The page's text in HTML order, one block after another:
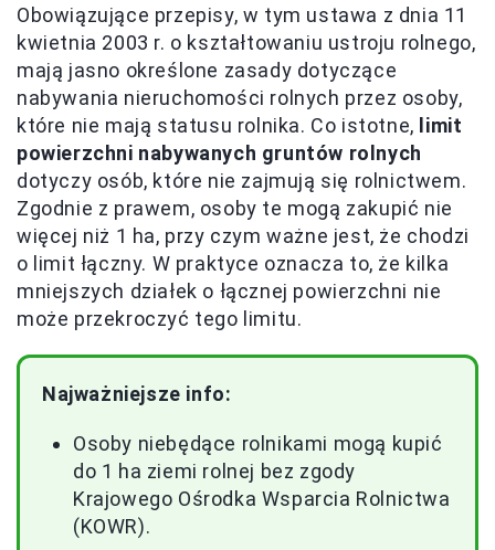
Obowiązujące przepisy, w tym ustawa z dnia 11
kwietnia 2003 r. o kształtowaniu ustroju rolnego,
mają jasno określone zasady dotyczące
nabywania nieruchomości rolnych przez osoby,
które nie mają statusu rolnika. Co istotne, limit
powierzchni nabywanych gruntów rolnych
dotyczy osób, które nie zajmują się rolnictwem.
Zgodnie z prawem, osoby te mogą zakupić nie
więcej niż 1 ha, przy czym ważne jest, że chodzi
o limit łączny. W praktyce oznacza to, że kilka
mniejszych działek o łącznej powierzchni nie
może przekroczyć tego limitu.
Najważniejsze info:
Osoby niebędące rolnikami mogą kupić
do 1 ha ziemi rolnej bez zgody
Krajowego Ośrodka Wsparcia Rolnictwa
(KOWR).